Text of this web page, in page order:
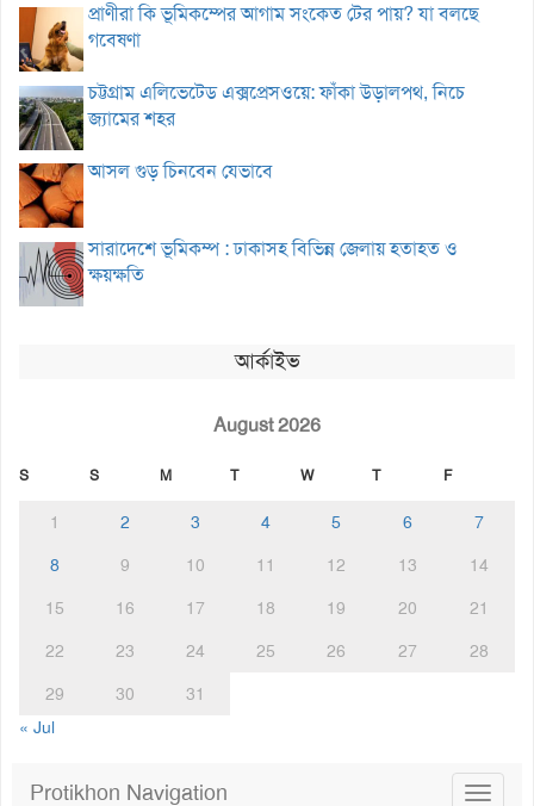
প্রাণীরা কি ভূমিকম্পের আগাম সংকেত টের পায়? যা বলছে
গবেষণা
চট্টগ্রাম এলিভেটেড এক্সপ্রেসওয়ে: ফাঁকা উড়ালপথ, নিচে
জ্যামের শহর
আসল গুড় চিনবেন যেভাবে
সারাদেশে ভূমিকম্প : ঢাকাসহ বিভিন্ন জেলায় হতাহত ও
ক্ষয়ক্ষতি
আর্কাইভ
August 2026
S S M T W T F
1 2 3 4 5 6
7
8
9 10 11 12 13
14
15
16 17 18 19 20
21
22
23 24 25 26 27
28
29
30
31
« Jul
Toggle
Protikhon Navigation